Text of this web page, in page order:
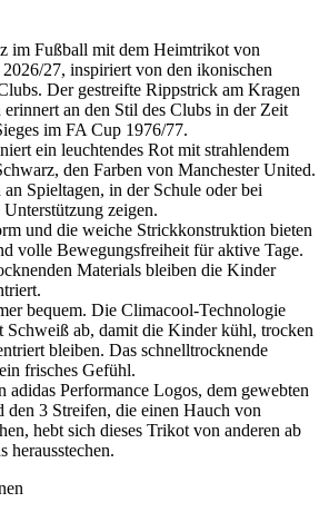
im Fußball mit dem Heimtrikot von
27, inspiriert von den ikonischen
Der gestreifte Rippstrick am Kragen
an den Stil des Clubs in der Zeit
im FA Cup 1976/77.
ein leuchtendes Rot mit strahlendem
den Farben von Manchester United.
an Spieltagen, in der Schule oder bei
zeigen.
und die weiche Strickkonstruktion bieten
volle Bewegungsfreiheit für aktive Tage.
Materials bleiben die Kinder
bequem. Die Climacool-Technologie
Schweiß ab, damit die Kinder kühl, trocken
bleiben. Das schnelltrocknende
frisches Gefühl.
adidas Performance Logos, dem gewebten
den 3 Streifen, die einen Hauch von
hebt sich dieses Trikot von anderen ab
herausstechen.